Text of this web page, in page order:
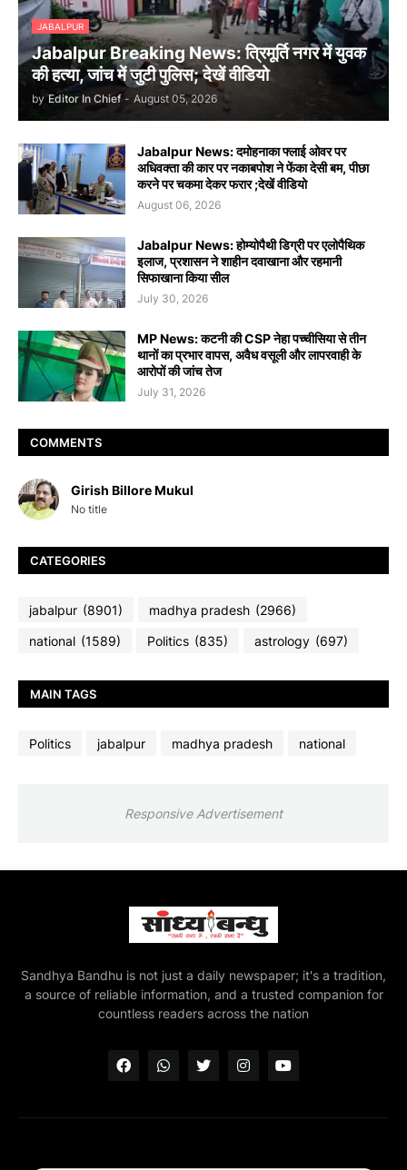
JABALPUR
Jabalpur Breaking News: त्रिमूर्ति नगर में युवक
की हत्या, जांच में जुटी पुलिस; देखें वीडियो
by Editor In Chief - August 05, 2026
Jabalpur News: दमोहनाका फ्लाई ओवर पर
अधिवक्ता की कार पर नकाबपोश ने फेंका देसी बम, पीछा
करने पर चकमा देकर फरार ;देखें वीडियो
August 06, 2026
Jabalpur News: होम्योपैथी डिग्री पर एलोपैथिक
इलाज, प्रशासन ने शाहीन दवाखाना और रहमानी
सिफाखाना किया सील
July 30, 2026
MP News: कटनी की CSP नेहा पच्चीसिया से तीन
थानों का प्रभार वापस, अवैध वसूली और लापरवाही के
आरोपों की जांच तेज
July 31, 2026
COMMENTS
Girish Billore Mukul
No title
CATEGORIES
jabalpur (8901) madhya pradesh (2966)
national (1589) Politics (835) astrology (697)
MAIN TAGS
Politics jabalpur madhya pradesh national
Responsive Advertisement
Sandhya Bandhu is not just a daily newspaper; it's a tradition,
a source of reliable information, and a trusted companion for
countless readers across the nation